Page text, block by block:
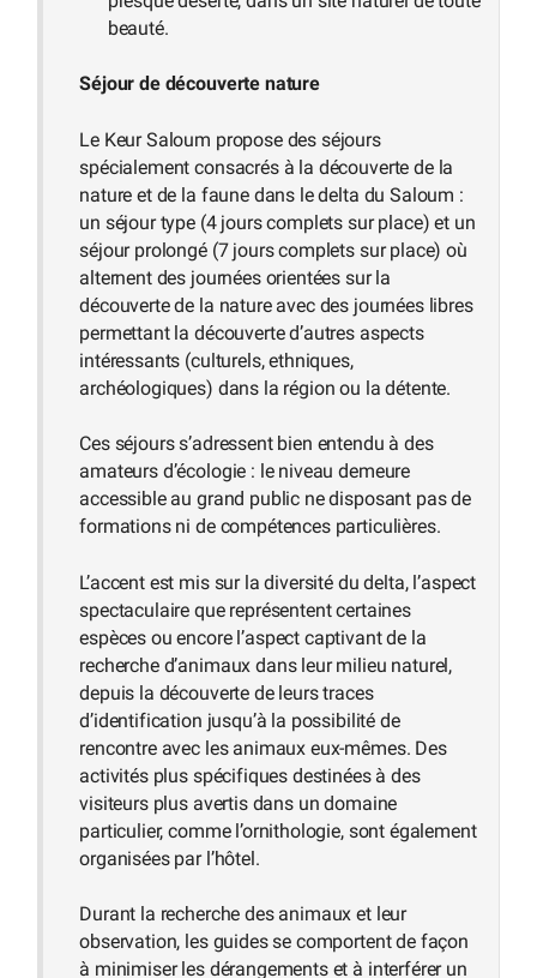
beauté.
Séjour de découverte nature
Le Keur Saloum propose des séjours
spécialement consacrés à la découverte de la
nature et de la faune dans le delta du Saloum :
un séjour type (4 jours complets sur place) et un
séjour prolongé (7 jours complets sur place) où
alternent des journées orientées sur la
découverte de la nature avec des journées libres
permettant la découverte d’autres aspects
intéressants (culturels, ethniques,
archéologiques) dans la région ou la détente.
Ces séjours s’adressent bien entendu à des
amateurs d’écologie : le niveau demeure
accessible au grand public ne disposant pas de
formations ni de compétences particulières.
L’accent est mis sur la diversité du delta, l’aspect
spectaculaire que représentent certaines
espèces ou encore l’aspect captivant de la
recherche d’animaux dans leur milieu naturel,
depuis la découverte de leurs traces
d’identification jusqu’à la possibilité de
rencontre avec les animaux eux-mêmes. Des
activités plus spécifiques destinées à des
visiteurs plus avertis dans un domaine
particulier, comme l’ornithologie, sont également
organisées par l’hôtel.
Durant la recherche des animaux et leur
observation, les guides se comportent de façon
à minimiser les dérangements et à interférer un